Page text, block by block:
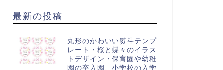
最新の投稿
丸形のかわいい熨斗テンプ
レート・桜と蝶々のイラス
トデザイン・保育園や幼稚
園の卒入園、小学校の入学